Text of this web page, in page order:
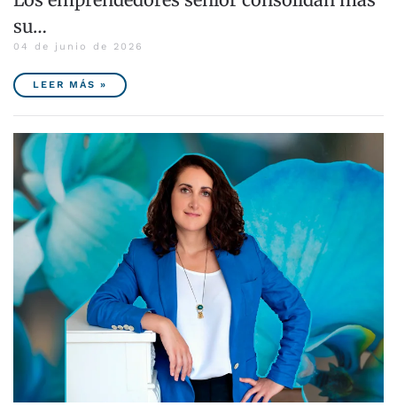
su…
04 de junio de 2026
LEER MÁS »